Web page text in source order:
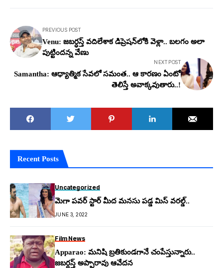
PREVIOUS POST
Venu: జబ‌ర్ధ‌స్త్ వ‌దిలేశాక డిప్రెష‌న్‌లోకి వెళ్లా.. బ‌ల‌గం అలా
పుట్టింద‌న్న వేణు
NEXT POST
Samantha: ఆధ్యాత్మిక సేవ‌లో సమంత‌.. ఆ కార‌ణం ఏంటో
తెలిస్తే అవాక్క‌వుతారు..!
Recent Posts
Uncategorized
మెగా పవర్ స్టార్ మీద మనసు పడ్డ మిస్ వరల్డ్..
JUNE 3, 2022
Film News
Apparao: మ‌నిషి బ్ర‌తికుండ‌గానే చంపేస్తున్నారు..
జ‌బ‌ర్ధ‌స్త్ అప్పారావు ఆవేద‌న‌